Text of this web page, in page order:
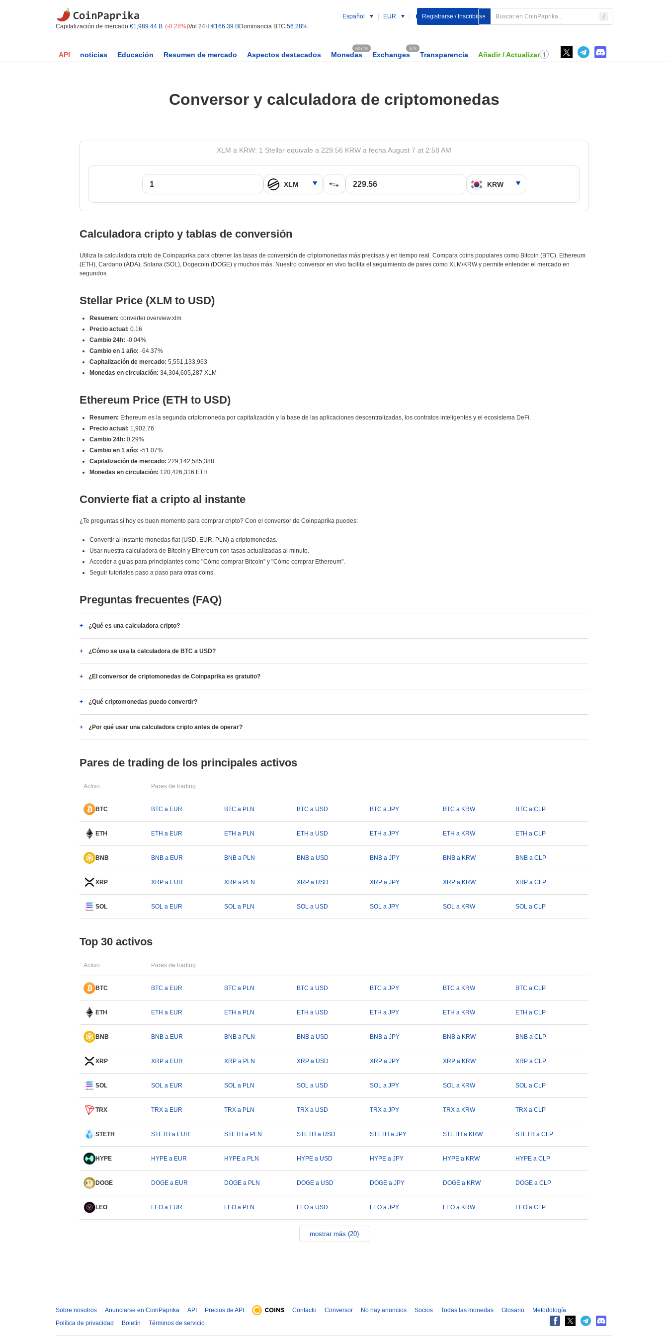
Capitalización de mercado:€1,989.44 B (-0.28%)Vol 24H:€166.39 BDominancia BTC:56.28%
Español EUR Registrarse / Inscribirse
API noticias Educación Resumen de mercado Aspectos destacados Monedas
60718
Exchanges
373
Transparencia Añadir / Actualizar
Conversor y calculadora de criptomonedas
XLM a KRW: 1 Stellar equivale a 229.56 KRW a fecha August 7 at 2:58 AM
Calculadora cripto y tablas de conversión
Utiliza la calculadora cripto de Coinpaprika para obtener las tasas de conversión de criptomonedas más precisas y en tiempo real. Compara coins populares como Bitcoin (BTC), Ethereum
(ETH), Cardano (ADA), Solana (SOL), Dogecoin (DOGE) y muchos más. Nuestro conversor en vivo facilita el seguimiento de pares como XLM/KRW y permite entender el mercado en
segundos.
Stellar Price (XLM to USD)
Resumen: converter.overview.xlm
Precio actual: 0.16
Cambio 24h: -0.04%
Cambio en 1 año: -64.37%
Capitalización de mercado: 5,551,133,963
Monedas en circulación: 34,304,605,287 XLM
Ethereum Price (ETH to USD)
Resumen: Ethereum es la segunda criptomoneda por capitalización y la base de las aplicaciones descentralizadas, los contratos inteligentes y el ecosistema DeFi.
Precio actual: 1,902.76
Cambio 24h: 0.29%
Cambio en 1 año: -51.07%
Capitalización de mercado: 229,142,585,388
Monedas en circulación: 120,426,316 ETH
Convierte fiat a cripto al instante
¿Te preguntas si hoy es buen momento para comprar cripto? Con el conversor de Coinpaprika puedes:
Convertir al instante monedas fiat (USD, EUR, PLN) a criptomonedas.
Usar nuestra calculadora de Bitcoin y Ethereum con tasas actualizadas al minuto.
Acceder a guías para principiantes como "Cómo comprar Bitcoin" y "Cómo comprar Ethereum".
Seguir tutoriales paso a paso para otras coins.
Preguntas frecuentes (FAQ)
¿Qué es una calculadora cripto?
¿Cómo se usa la calculadora de BTC a USD?
¿El conversor de criptomonedas de Coinpaprika es gratuito?
¿Qué criptomonedas puedo convertir?
¿Por qué usar una calculadora cripto antes de operar?
Pares de trading de los principales activos
Activo Pares de trading
BTC BTC a EUR BTC a PLN BTC a USD BTC a JPY BTC a KRW BTC a CLP
ETH ETH a EUR ETH a PLN ETH a USD ETH a JPY ETH a KRW ETH a CLP
BNB BNB a EUR BNB a PLN BNB a USD BNB a JPY BNB a KRW BNB a CLP
XRP XRP a EUR XRP a PLN XRP a USD XRP a JPY XRP a KRW XRP a CLP
SOL SOL a EUR SOL a PLN SOL a USD SOL a JPY SOL a KRW SOL a CLP
Top 30 activos
Activo Pares de trading
BTC BTC a EUR BTC a PLN BTC a USD BTC a JPY BTC a KRW BTC a CLP
ETH ETH a EUR ETH a PLN ETH a USD ETH a JPY ETH a KRW ETH a CLP
BNB BNB a EUR BNB a PLN BNB a USD BNB a JPY BNB a KRW BNB a CLP
XRP XRP a EUR XRP a PLN XRP a USD XRP a JPY XRP a KRW XRP a CLP
SOL SOL a EUR SOL a PLN SOL a USD SOL a JPY SOL a KRW SOL a CLP
TRX TRX a EUR TRX a PLN TRX a USD TRX a JPY TRX a KRW TRX a CLP
STETH STETH a EUR STETH a PLN STETH a USD STETH a JPY STETH a KRW STETH a CLP
HYPE HYPE a EUR HYPE a PLN HYPE a USD HYPE a JPY HYPE a KRW HYPE a CLP
DOGE DOGE a EUR DOGE a PLN DOGE a USD DOGE a JPY DOGE a KRW DOGE a CLP
LEO LEO a EUR LEO a PLN LEO a USD LEO a JPY LEO a KRW LEO a CLP
mostrar más (20)
Sobre nosotros Anunciarse en CoinPaprika API Precios de API Contacto Conversor No hay anuncios Socios Todas las monedas Glosario
Metodología
Política de privacidad
Boletín Términos de servicio